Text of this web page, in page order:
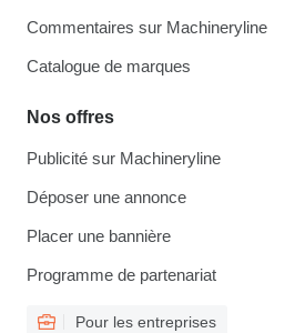
Commentaires sur Machineryline
Catalogue de marques
Nos offres
Publicité sur Machineryline
Déposer une annonce
Placer une bannière
Programme de partenariat
Pour les entreprises